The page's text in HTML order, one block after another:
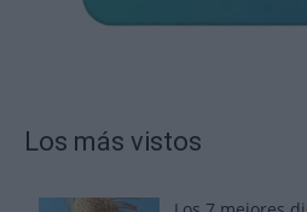
Los más vistos